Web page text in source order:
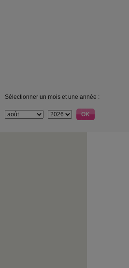
Sélectionner un mois et une année :